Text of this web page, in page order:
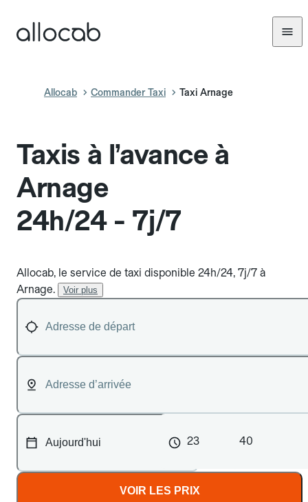
Allocab Commander Taxi Taxi Arnage
Taxis à l’avance à
Arnage
24h/24 - 7j/7
Allocab, le service de taxi disponible 24h/24, 7j/7 à
Arnage.
Voir plus
23 40
VOIR LES PRIX